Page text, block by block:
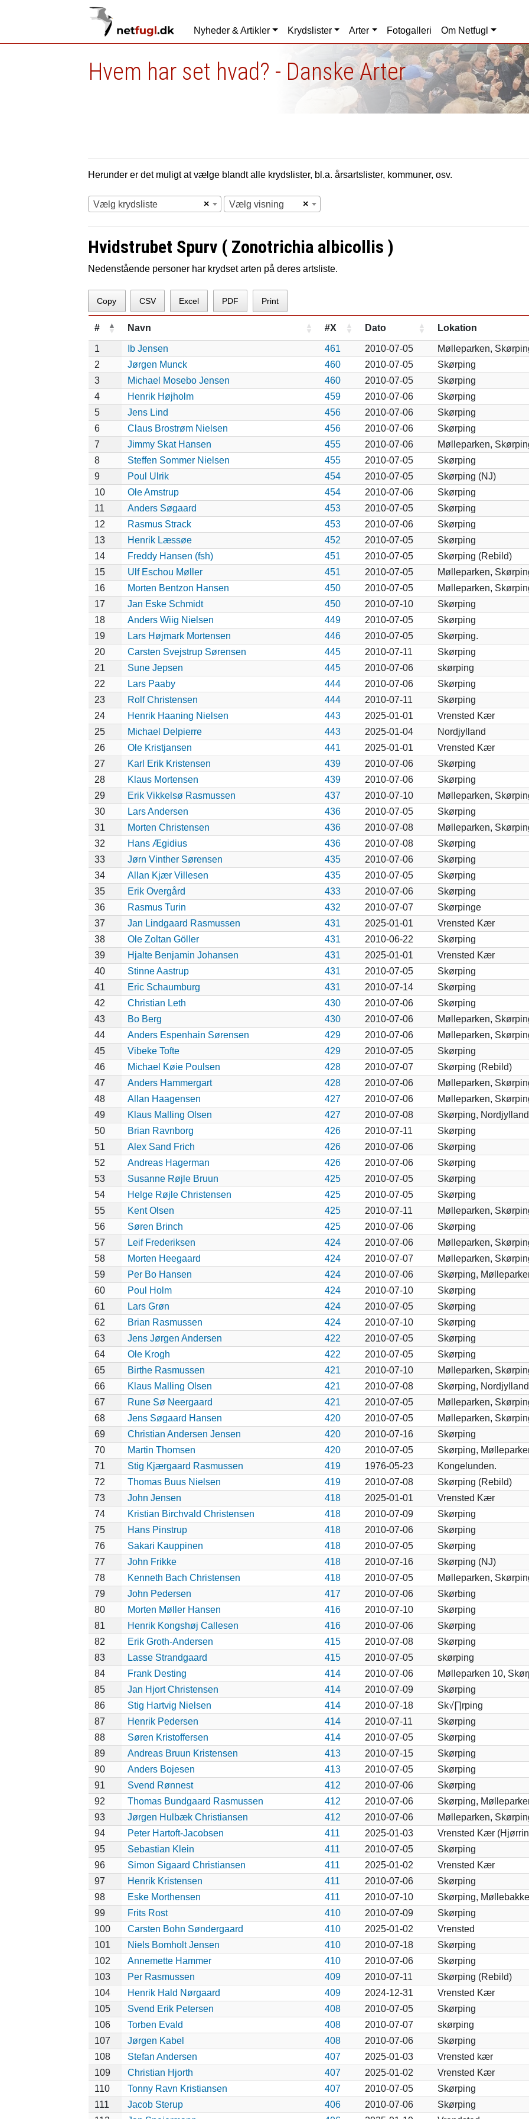
Nyheder & Artikler Krydslister Arter Fotogalleri Om Netfugl
Hvem har set hvad? - Danske Arter
Herunder er det muligt at vælge blandt alle krydslister, bl.a. årsartslister, kommuner, osv.
×
Vælg krydsliste ×
Vælg visning
Hvidstrubet Spurv ( Zonotrichia albicollis )
Nedenstående personer har krydset arten på deres artsliste.
Copy CSV Excel PDF Print
# Navn #X Dato Lokation
1 Ib Jensen 461 2010-07-05
Mølleparken,
2
Jørgen Munck 460 2010-07-05
Skørping
3
Michael Mosebo Jensen 460 2010-07-05
Skørping
4
Henrik Højholm 459 2010-07-06
Skørping
5
Jens Lind 456 2010-07-06
Skørping
6
Claus Brostrøm Nielsen 456 2010-07-06
Skørping
7
Jimmy Skat Hansen 455 2010-07-06
Mølleparken,
8
Steffen Sommer Nielsen 455 2010-07-05
Skørping
9
Poul Ulrik 454 2010-07-05
Skørping (NJ)
10
Ole Amstrup 454 2010-07-06
Skørping
11
Anders Søgaard 453 2010-07-05
Skørping
12
Rasmus Strack 453 2010-07-06
Skørping
13
Henrik Læssøe 452 2010-07-05
Skørping
14
Freddy Hansen (fsh) 451 2010-07-05
Skørping (Rebild)
15
Ulf Eschou Møller 451 2010-07-05
Mølleparken,
16
Morten Bentzon Hansen 450 2010-07-05
Mølleparken,
17
Jan Eske Schmidt 450 2010-07-10
Skørping
18
Anders Wiig Nielsen 449 2010-07-05
Skørping
19
Lars Højmark Mortensen 446 2010-07-05
Skørping.
20
Carsten Svejstrup Sørensen 445 2010-07-11
Skørping
21
Sune Jepsen 445 2010-07-06
skørping
22
Lars Paaby 444 2010-07-06
Skørping
23
Rolf Christensen 444 2010-07-11
Skørping
24
Henrik Haaning Nielsen 443 2025-01-01
Vrensted Kær
25
Michael Delpierre 443 2025-01-04
Nordjylland
26
Ole Kristjansen 441 2025-01-01
Vrensted Kær
27
Karl Erik Kristensen 439 2010-07-06
Skørping
28
Klaus Mortensen 439 2010-07-06
Skørping
29
Erik Vikkelsø Rasmussen 437 2010-07-10
Mølleparken,
30
Lars Andersen 436 2010-07-05
Skørping
31
Morten Christensen 436 2010-07-08
Mølleparken,
32
Hans Ægidius 436 2010-07-08
Skørping
33
Jørn Vinther Sørensen 435 2010-07-06
Skørping
34
Allan Kjær Villesen 435 2010-07-05
Skørping
35
Erik Overgård 433 2010-07-06
Skørping
36
Rasmus Turin 432 2010-07-07
Skørpinge
37
Jan Lindgaard Rasmussen 431 2025-01-01
Vrensted Kær
38
Ole Zoltan Göller 431 2010-06-22
Skørping
39
Hjalte Benjamin Johansen 431 2025-01-01
Vrensted Kær
40
Stinne Aastrup 431 2010-07-05
Skørping
41
Eric Schaumburg 431 2010-07-14
Skørping
42
Christian Leth 430 2010-07-06
Skørping
43
Bo Berg 430 2010-07-06
Mølleparken,
44
Anders Espenhain Sørensen 429 2010-07-06
Mølleparken,
45
Vibeke Tofte 429 2010-07-05
Skørping
46
Michael Køie Poulsen 428 2010-07-07
Skørping (Rebild)
47
Anders Hammergart 428 2010-07-06
Mølleparken,
48
Allan Haagensen 427 2010-07-06
Mølleparken,
49
Klaus Malling Olsen 427 2010-07-08
Skørping, Nordjylland
50
Brian Ravnborg 426 2010-07-11
Skørping
51
Alex Sand Frich 426 2010-07-06
Skørping
52
Andreas Hagerman 426 2010-07-06
Skørping
53
Susanne Røjle Bruun 425 2010-07-05
Skørping
54
Helge Røjle Christensen 425 2010-07-05
Skørping
55
Kent Olsen 425 2010-07-11
Mølleparken,
56
Søren Brinch 425 2010-07-06
Skørping
57
Leif Frederiksen 424 2010-07-06
Mølleparken,
58
Morten Heegaard 424 2010-07-07
Mølleparken,
59
Per Bo Hansen 424 2010-07-06
Skørping,
60
Poul Holm 424 2010-07-10
Skørping
61
Lars Grøn 424 2010-07-05
Skørping
62
Brian Rasmussen 424 2010-07-10
Skørping
63
Jens Jørgen Andersen 422 2010-07-05
Skørping
64
Ole Krogh 422 2010-07-05
Skørping
65
Birthe Rasmussen 421 2010-07-10
Mølleparken,
66
Klaus Malling Olsen 421 2010-07-08
Skørping, Nordjylland
67
Rune Sø Neergaard 421 2010-07-05
Mølleparken,
68
Jens Søgaard Hansen 420 2010-07-05
Mølleparken,
69
Christian Andersen Jensen 420 2010-07-16
Skørping
70
Martin Thomsen 420 2010-07-05
Skørping,
71
Stig Kjærgaard Rasmussen 419 1976-05-23
Kongelunden.
72
Thomas Buus Nielsen 419 2010-07-08
Skørping (Rebild)
73
John Jensen 418 2025-01-01
Vrensted Kær
74
Kristian Birchvald Christensen 418 2010-07-09
Skørping
75
Hans Pinstrup 418 2010-07-06
Skørping
76
Sakari Kauppinen 418 2010-07-05
Skørping
77
John Frikke 418 2010-07-16
Skørping (NJ)
78
Kenneth Bach Christensen 418 2010-07-05
Mølleparken,
79
John Pedersen 417 2010-07-06
Skørbing
80
Morten Møller Hansen 416 2010-07-10
Skørping
81
Henrik Kongshøj Callesen 416 2010-07-06
Skørping
82
Erik Groth-Andersen 415 2010-07-08
Skørping
83
Lasse Strandgaard 415 2010-07-05
skørping
84
Frank Desting 414 2010-07-06
Mølleparken 10,
85
Jan Hjort Christensen 414 2010-07-09
Skørping
86
Stig Hartvig Nielsen 414 2010-07-18
Sk√∏rping
87
Henrik Pedersen 414 2010-07-11
Skørping
88
Søren Kristoffersen 414 2010-07-05
Skørping
89
Andreas Bruun Kristensen 413 2010-07-15
Skørping
90
Anders Bojesen 413 2010-07-05
Skørping
91
Svend Rønnest 412 2010-07-06
Skørping
92
Thomas Bundgaard Rasmussen 412 2010-07-06
Skørping,
93
Jørgen Hulbæk Christiansen 412 2010-07-06
Mølleparken,
94
Peter Hartoft-Jacobsen 411 2025-01-03
Vrensted Kær
95
Sebastian Klein 411 2010-07-05
Skørping
96
Simon Sigaard Christiansen 411 2025-01-02
Vrensted Kær
97
Henrik Kristensen 411 2010-07-06
Skørping
98
Eske Morthensen 411 2010-07-10
Skørping,
99
Frits Rost 410 2010-07-09
Skørping
100
Carsten Bohn Søndergaard 410 2025-01-02
Vrensted
101
Niels Bomholt Jensen 410 2010-07-18
Skørping
102
Annemette Hammer 410 2010-07-06
Skørping
103
Per Rasmussen 409 2010-07-11
Skørping (Rebild)
104
Henrik Hald Nørgaard 409 2024-12-31
Vrensted Kær
105
Svend Erik Petersen 408 2010-07-05
Skørping
106
Torben Evald 408 2010-07-07
skørping
107
Jørgen Kabel 408 2010-07-06
Skørping
108
Stefan Andersen 407 2025-01-03
Vrensted kær
109
Christian Hjorth 407 2025-01-02
Vrensted Kær
110
Tonny Ravn Kristiansen 407 2010-07-05
Skørping
111
Jacob Sterup 406 2010-07-06
Skørping